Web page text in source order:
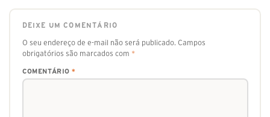
DEIXE UM COMENTÁRIO
O seu endereço de e-mail não será publicado. Campos
obrigatórios são marcados com *
COMENTÁRIO *